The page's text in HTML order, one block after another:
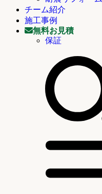
チーム紹介
施工事例
無料お見積
保証